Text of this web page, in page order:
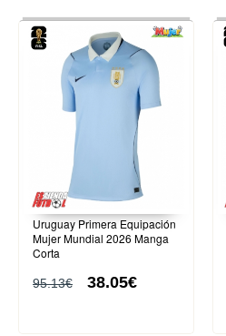
Uruguay Primera Equipación
Mujer Mundial 2026 Manga
Corta
95.13€ 38.05€